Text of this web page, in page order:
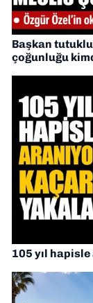
Başkan
çoğunluğu
105 yıl